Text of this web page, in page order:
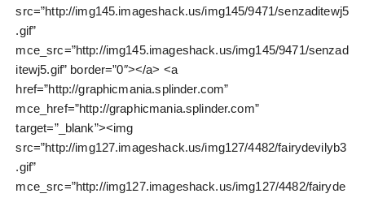
src=”http://img145.imageshack.us/img145/9471/senzaditewj5
.gif”
mce_src=”http://img145.imageshack.us/img145/9471/senzad
itewj5.gif” border=”0″></a> <a
href=”http://graphicmania.splinder.com”
mce_href=”http://graphicmania.splinder.com”
target=”_blank”><img
src=”http://img127.imageshack.us/img127/4482/fairydevilyb3
.gif”
mce_src=”http://img127.imageshack.us/img127/4482/fairyde